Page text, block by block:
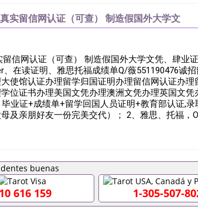
留信网认证（可查） 制造假国外大学文
录取通知书、Offer
信网认证（可查） 制造假国外大学文凭、肆业
在读证明、雅思托福成绩单Q/薇551190476诚
使馆认证办理留学归国证明办理留信网认证办理
位证书办理美国文凭办理澳洲文凭办理英国文凭
业证+成绩单+留学回国人员证明+教育部认证,录
亲朋好友一份完美交代）； 2、雅思、托福，
学位，毕业时间都可以根据客户要求安排。 国内
551190476入职国企/事业单位需要些什么材料
毕业证怎么办, 毕业证丢了怎么办, 没有正常毕业
辍学、挂科而没有正常毕业551190476您是否因
毕业而导致回国得不到教育部认证在校挂科了不
文凭怎么办,怎么办理本科/研究生文凭
616 159 1-305-507-